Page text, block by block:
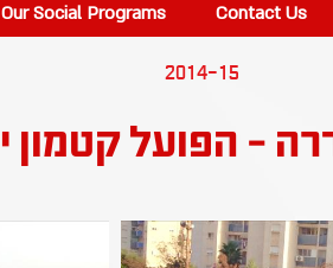
Our Social Programs Contact Us
2014-15